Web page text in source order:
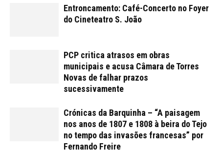
Entroncamento: Café-Concerto no Foyer
do Cineteatro S. João
PCP critica atrasos em obras
municipais e acusa Câmara de Torres
Novas de falhar prazos
sucessivamente
Crónicas da Barquinha – “A paisagem
nos anos de 1807 e 1808 à beira do Tejo
no tempo das invasões francesas” por
Fernando Freire